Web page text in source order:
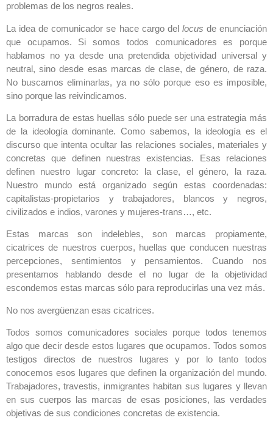
problemas de los negros reales.
La idea de comunicador se hace cargo del locus de enunciación
que ocupamos. Si somos todos comunicadores es porque
hablamos no ya desde una pretendida objetividad universal y
neutral, sino desde esas marcas de clase, de género, de raza.
No buscamos eliminarlas, ya no sólo porque eso es imposible,
sino porque las reivindicamos.
La borradura de estas huellas sólo puede ser una estrategia más
de la ideología dominante. Como sabemos, la ideología es el
discurso que intenta ocultar las relaciones sociales, materiales y
concretas que definen nuestras existencias. Esas relaciones
definen nuestro lugar concreto: la clase, el género, la raza.
Nuestro mundo está organizado según estas coordenadas:
capitalistas-propietarios y trabajadores, blancos y negros,
civilizados e indios, varones y mujeres-trans…, etc.
Estas marcas son indelebles, son marcas propiamente,
cicatrices de nuestros cuerpos, huellas que conducen nuestras
percepciones, sentimientos y pensamientos. Cuando nos
presentamos hablando desde el no lugar de la objetividad
escondemos estas marcas sólo para reproducirlas una vez más.
No nos avergüenzan esas cicatrices.
Todos somos comunicadores sociales porque todos tenemos
algo que decir desde estos lugares que ocupamos. Todos somos
testigos directos de nuestros lugares y por lo tanto todos
conocemos esos lugares que definen la organización del mundo.
Trabajadores, travestis, inmigrantes habitan sus lugares y llevan
en sus cuerpos las marcas de esas posiciones, las verdades
objetivas de sus condiciones concretas de existencia.